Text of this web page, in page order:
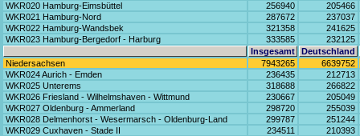
WKR020 Hamburg-Eimsbüttel
256940
205466
WKR021 Hamburg-Nord
287672
237037
WKR022 Hamburg-Wandsbek
321358
241625
WKR023 Hamburg-Bergedorf - Harburg
333585
232125
Insgesamt
Deutschland
Niedersachsen
7943265
6639752
WKR024 Aurich - Emden
236435
212713
WKR025 Unterems
318688
266822
WKR026 Friesland - Wilhelmshaven - Wittmund
230667
205049
WKR027 Oldenburg - Ammerland
298720
255039
WKR028 Delmenhorst - Wesermarsch - Oldenburg-Land
299787
251244
WKR029 Cuxhaven - Stade II
234511
210393